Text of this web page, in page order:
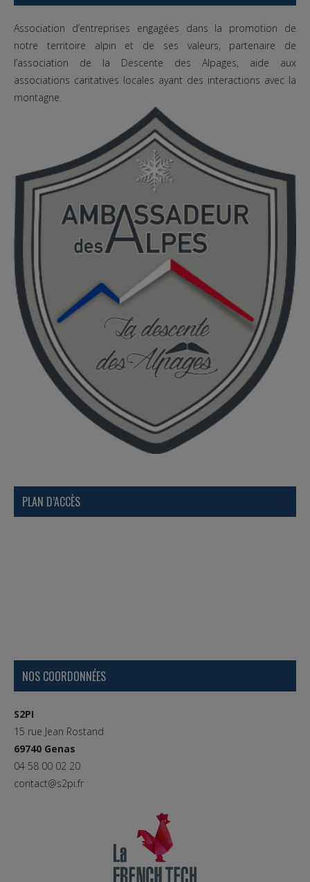
Association d’entreprises engagées dans la promotion de
notre territoire alpin et de ses valeurs, partenaire de
l’association de la Descente des Alpages, aide aux
associations caritatives locales ayant des interactions avec la
montagne.
PLAN D’ACCÈS
NOS COORDONNÉES
S2PI
15 rue Jean Rostand
69740 Genas
04 58 00 02 20
contact@s2pi.fr